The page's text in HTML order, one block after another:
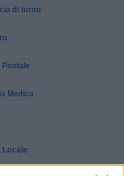
di turno
Medica
Locale